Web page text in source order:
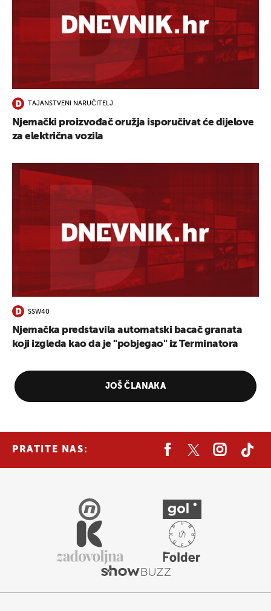
TAJANSTVENI NARUČITELJ
Njemački proizvođač oružja isporučivat će dijelove
za električna vozila
SSW40
Njemačka predstavila automatski bacač granata
koji izgleda kao da je "pobjegao" iz Terminatora
JOŠ ČLANAKA
PRATITE NAS: